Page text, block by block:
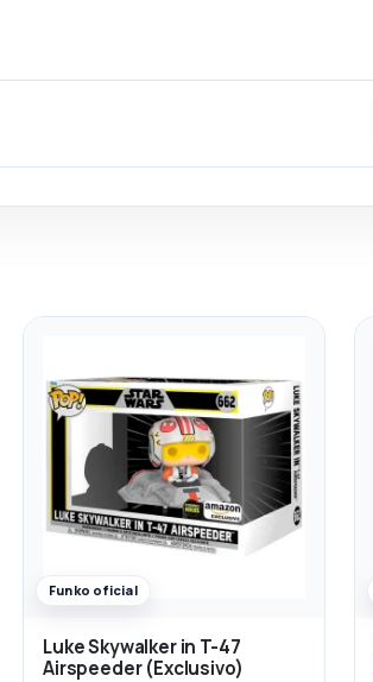
Funko oficial
Luke Skywalker in T-47
Airspeeder (Exclusivo)